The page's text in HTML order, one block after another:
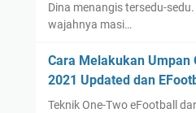
Dina menangis tersedu-
wajahnya masi…
Cara Melakukan Umpan
2021 Updated dan
Teknik One-Two eFootball